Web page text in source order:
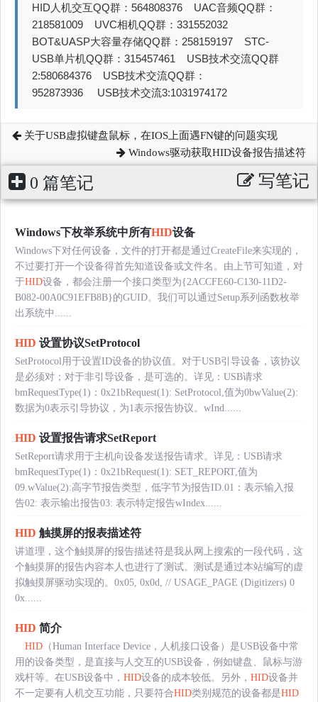
HID人机交互QQ群：564808376 UAC音频QQ群：
218581009 UVC相机QQ群：331552032
BOT&UASP大容量存储QQ群：258159197 STC-
USB单片机QQ群：315457461 USB技术交流QQ群
2:580684376 USB技术交流QQ群：
952873936 USB技术交流3:1031974172
关于USB虚拟键盘鼠标，在IOS上面遇FN键的问题实现
Windows驱动获取HID设备报告描述符
0 篇笔记 写笔记
Windows下枚举系统中所有HID设备
Windows下对任何设备，文件的打开都是通过CreateFile来实现的，
不过要打开一个设备得首先知道设备或文件名。由上节可知道，对
于HID设备，都会注册一个接口类型为{2ACCFE60-C130-11D2-
B082-00A0C91EFB8B}的GUID。我们可以通过Setup系列函数枚举
出系统中......
HID 设置协议SetProtocol
SetProtocol用于设置ID设备的协议值。对于USB引导设备，该协议
是必须对；对于非引导设备，是可选的。详见：USB请求
bmRequestType(1)：0x21bRequest(1): SetProtocol,值为0bwValue(2):
数据为0表示引导协议，为1表示报告协议。wInd......
HID 设置报告请求SetReport
SetReport请求用于主机向设备发送报告请求。详见：USB请求
bmRequestType(1)：0x21bRequest(1): SET_REPORT,值为
09.wValue(2):高字节报告类型，低字节为报告ID.01：表示输入报
告02: 表示输出报告03: 表示特定报告wIndex......
HID 触摸屏的报表描述符
讲道理，这个触摸屏的报告描述符是我从网上搜索的一段代码，这
个触摸屏的报告内容本人也进行了测试。测试是通过本站编写的虚
拟触摸屏驱动实现的。0x05, 0x0d, // USAGE_PAGE (Digitizers) 0
0x......
HID 简介
HID （Human Interface Device，人机接口设备）是USB设备中常
用的设备类型，是直接与人交互的USB设备，例如键盘、鼠标与游
戏杆等。在USB设备中， HID设备的成本较低。另外， HID设备并
不一定要有人机交互功能，只要符合HID类别规范的设备都是HID